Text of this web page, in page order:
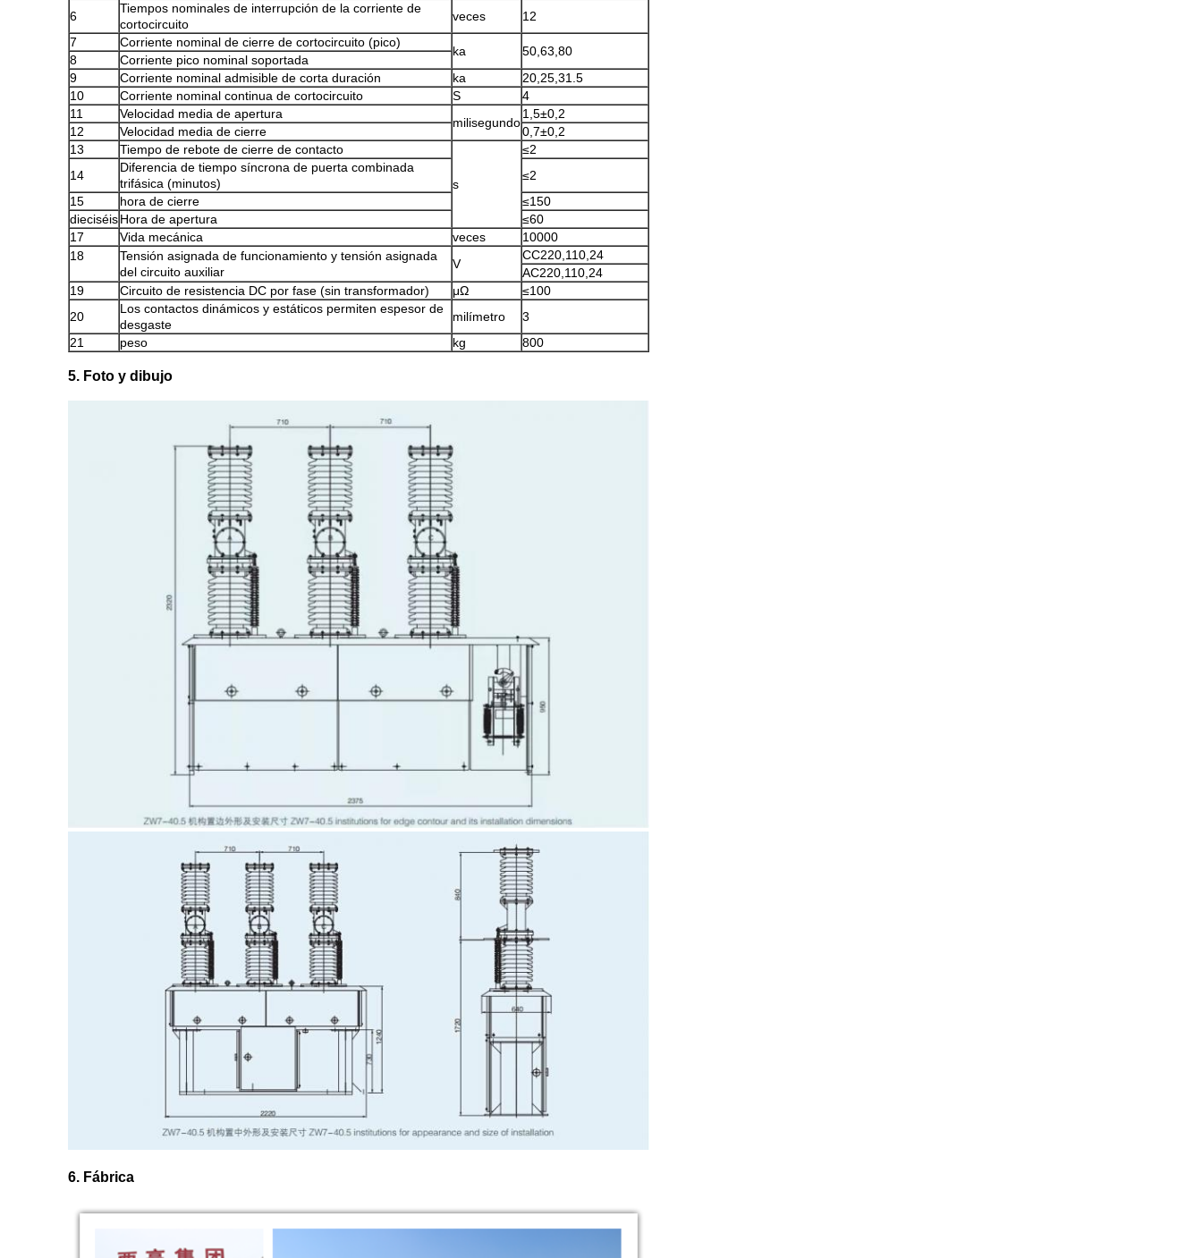
6
Tiempos nominales de interrupción de la corriente de
cortocircuito
veces
12
7
Corriente nominal de cierre de cortocircuito (pico)
ka 50,63,80
8
Corriente pico nominal soportada
9
Corriente nominal admisible de corta duración ka
20,25,31.5
10
Corriente nominal continua de cortocircuito S
4
11
Velocidad media de apertura
milisegundo
1,5±0,2
12
Velocidad media de cierre
0,7±0,2
13
Tiempo de rebote de cierre de contacto
s
≤2
14
Diferencia de tiempo síncrona de puerta combinada
trifásica (minutos)
≤2
15
hora de cierre
≤150
dieciséisHora de apertura
≤60
17
Vida mecánica veces
10000
18
Tensión asignada de funcionamiento y tensión asignada
del circuito auxiliar
V
CC220,110,24
AC220,110,24
19
Circuito de resistencia DC por fase (sin transformador) μΩ
≤100
20
Los contactos dinámicos y estáticos permiten espesor de
desgaste
milímetro
3
21
peso kg 800
5. Foto y dibujo
6. Fábrica